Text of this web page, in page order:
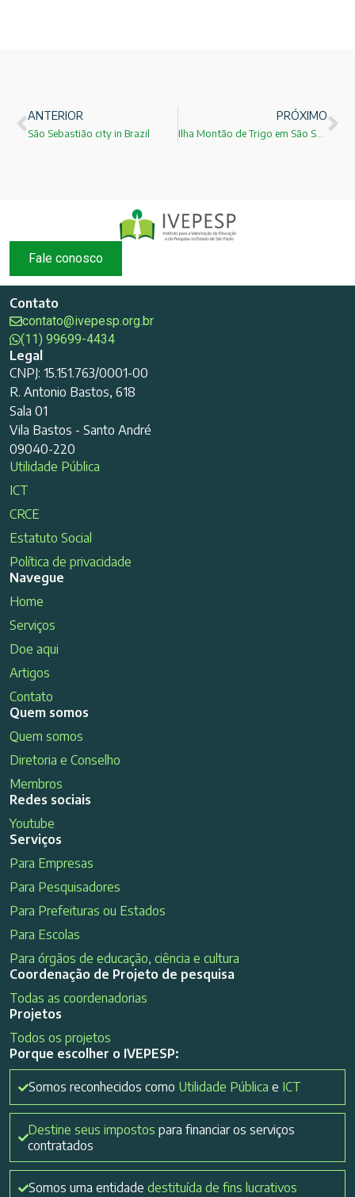
ANTERIOR
São Sebastião city in Brazil
PRÓXIMO
Ilha Montão de Trigo em São Sebastião
Fale conosco
Contato
contato@ivepesp.org.br
(11) 99699-4434
Legal
CNPJ: 15.151.763/0001-00
R. Antonio Bastos, 618
Sala 01
Vila Bastos - Santo André
09040-220
Utilidade Pública
ICT
CRCE
Estatuto Social
Política de privacidade
Navegue
Home
Serviços
Doe aqui
Artigos
Contato
Quem somos
Quem somos
Diretoria e Conselho
Membros
Redes sociais
Youtube
Serviços
Para Empresas
Para Pesquisadores
Para Prefeituras ou Estados
Para Escolas
Para órgãos de educação, ciência e cultura
Coordenação de Projeto de pesquisa
Todas as coordenadorias
Projetos
Todos os projetos
Porque escolher o IVEPESP:
Somos reconhecidos como Utilidade Pública e ICT
Destine seus impostos para financiar os serviços
contratados
Somos uma entidade destituída de fins lucrativos